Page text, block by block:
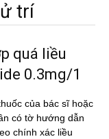
trí
quá liều
0.3mg/1
của bác sĩ hoặc
có tờ hướng dẫn
chính xác liều